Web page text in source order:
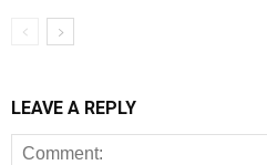
LEAVE A REPLY